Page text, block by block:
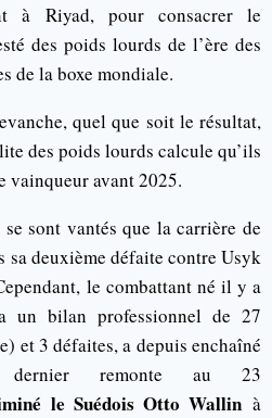
à Riyad, pour consacrer le
des poids lourds de l’ère des
de la boxe mondiale.
quel que soit le résultat,
des poids lourds calcule qu’ils
vainqueur avant 2025.
sont vantés que la carrière de
sa deuxième défaite contre Usyk
le combattant né il y a
un bilan professionnel de 27
et 3 défaites, a depuis enchaîné
remonte au 23
le Suédois Otto Wallinà